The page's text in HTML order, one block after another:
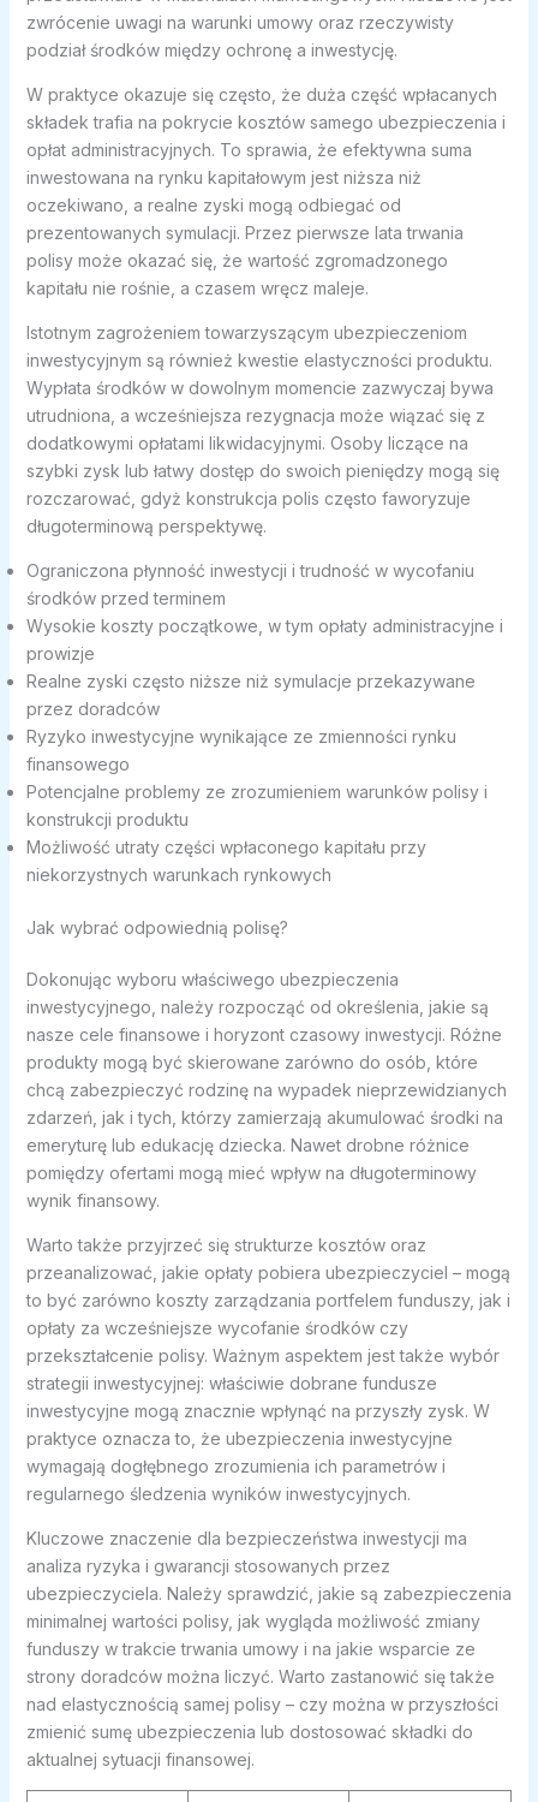
zwrócenie uwagi na warunki umowy oraz rzeczywisty
podział środków między ochronę a inwestycję.
W praktyce okazuje się często, że duża część wpłacanych
składek trafia na pokrycie kosztów samego ubezpieczenia i
opłat administracyjnych. To sprawia, że efektywna suma
inwestowana na rynku kapitałowym jest niższa niż
oczekiwano, a realne zyski mogą odbiegać od
prezentowanych symulacji. Przez pierwsze lata trwania
polisy może okazać się, że wartość zgromadzonego
kapitału nie rośnie, a czasem wręcz maleje.
Istotnym zagrożeniem towarzyszącym ubezpieczeniom
inwestycyjnym są również kwestie elastyczności produktu.
Wypłata środków w dowolnym momencie zazwyczaj bywa
utrudniona, a wcześniejsza rezygnacja może wiązać się z
dodatkowymi opłatami likwidacyjnymi. Osoby liczące na
szybki zysk lub łatwy dostęp do swoich pieniędzy mogą się
rozczarować, gdyż konstrukcja polis często faworyzuje
długoterminową perspektywę.
Ograniczona płynność inwestycji i trudność w wycofaniu
środków przed terminem
Wysokie koszty początkowe, w tym opłaty administracyjne i
prowizje
Realne zyski często niższe niż symulacje przekazywane
przez doradców
Ryzyko inwestycyjne wynikające ze zmienności rynku
finansowego
Potencjalne problemy ze zrozumieniem warunków polisy i
konstrukcji produktu
Możliwość utraty części wpłaconego kapitału przy
niekorzystnych warunkach rynkowych
Jak wybrać odpowiednią polisę?
Dokonując wyboru właściwego ubezpieczenia
inwestycyjnego, należy rozpocząć od określenia, jakie są
nasze cele finansowe i horyzont czasowy inwestycji. Różne
produkty mogą być skierowane zarówno do osób, które
chcą zabezpieczyć rodzinę na wypadek nieprzewidzianych
zdarzeń, jak i tych, którzy zamierzają akumulować środki na
emeryturę lub edukację dziecka. Nawet drobne różnice
pomiędzy ofertami mogą mieć wpływ na długoterminowy
wynik finansowy.
Warto także przyjrzeć się strukturze kosztów oraz
przeanalizować, jakie opłaty pobiera ubezpieczyciel – mogą
to być zarówno koszty zarządzania portfelem funduszy, jak i
opłaty za wcześniejsze wycofanie środków czy
przekształcenie polisy. Ważnym aspektem jest także wybór
strategii inwestycyjnej: właściwie dobrane fundusze
inwestycyjne mogą znacznie wpłynąć na przyszły zysk. W
praktyce oznacza to, że ubezpieczenia inwestycyjne
wymagają dogłębnego zrozumienia ich parametrów i
regularnego śledzenia wyników inwestycyjnych.
Kluczowe znaczenie dla bezpieczeństwa inwestycji ma
analiza ryzyka i gwarancji stosowanych przez
ubezpieczyciela. Należy sprawdzić, jakie są zabezpieczenia
minimalnej wartości polisy, jak wygląda możliwość zmiany
funduszy w trakcie trwania umowy i na jakie wsparcie ze
strony doradców można liczyć. Warto zastanowić się także
nad elastycznością samej polisy – czy można w przyszłości
zmienić sumę ubezpieczenia lub dostosować składki do
aktualnej sytuacji finansowej.